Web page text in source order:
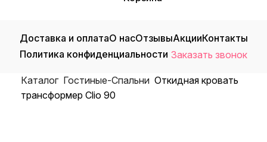
Доставка и оплатаО насОтзывыАкцииКонтакты
Политика конфиденциальности Заказать звонок
Каталог Гостиные-Спальни Откидная кровать
трансформер Clio 90